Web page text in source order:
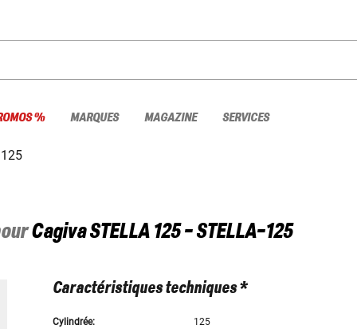
% MARQUES MAGAZINE SERVICES
CagivaSTELLA 125 - STELLA-125
Caractéristiques techniques *
Cylindrée: 125